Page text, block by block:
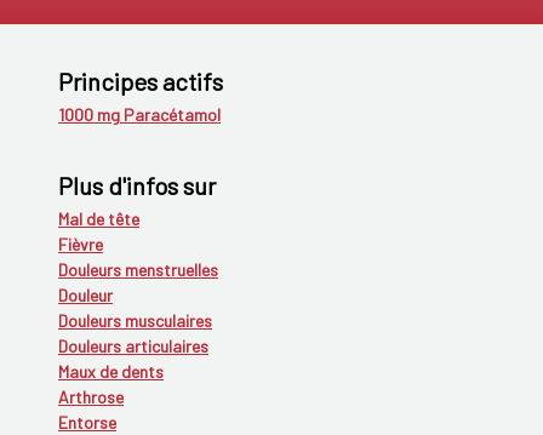
Principes actifs
1000 mg Paracétamol
Plus d'infos sur
Mal de tête
Fièvre
Douleurs menstruelles
Douleur
Douleurs musculaires
Douleurs articulaires
Maux de dents
Arthrose
Entorse